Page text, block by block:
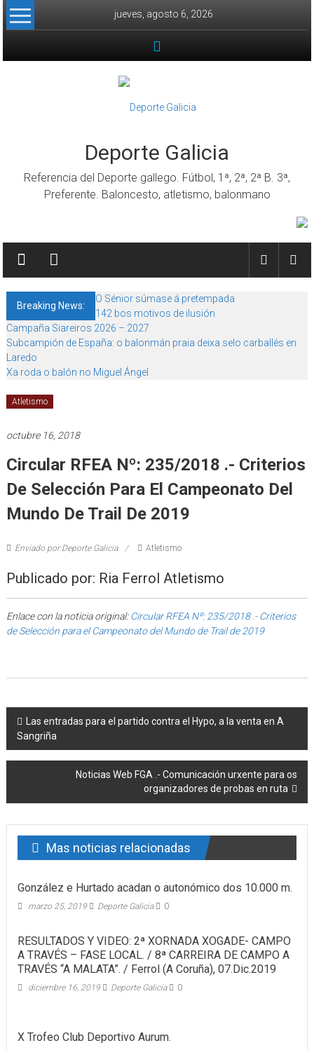
Skip to content
jueves, agosto 6, 2026
Deporte Galicia
Referencia del Deporte gallego. Fútbol, 1ª, 2ª, 2ª B. 3ª,
Preferente. Baloncesto, atletismo, balonmano
Breaking News:
O Sénior súmase á pretempada
142 bos motivos de ilusión
Campaña Siareiros 2026 – 2027
Subcampión de España: o balonmán praia deixa selo carballés en
Laredo
Xa roda o balón no Miguel Ángel
Atletismo
octubre 16, 2018
Circular RFEA Nº: 235/2018 .- Criterios
De Selección Para El Campeonato Del
Mundo De Trail De 2019
Enviado por:Deporte Galicia Atletismo
Publicado por: Ria Ferrol Atletismo
Enlace con la noticia original:Circular RFEA Nº: 235/2018 .- Criterios
de Selección para el Campeonato del Mundo de Trail de 2019
Post navigation
Las entradas para el partido contra el Hypo, a la venta en A
Sangriña
Noticias Web FGA .- Comunicación urxente para os
organizadores de probas en ruta
Mas noticias relacionadas
González e Hurtado acadan o autonómico dos 10.000 m.
marzo 25, 2019 Deporte Galicia 0
RESULTADOS Y VIDEO: 2ª XORNADA XOGADE- CAMPO
A TRAVÉS – FASE LOCAL. / 8ª CARREIRA DE CAMPO A
TRAVÉS “A MALATA”. / Ferrol (A Coruña), 07.Dic.2019
diciembre 16, 2019 Deporte Galicia 0
X Trofeo Club Deportivo Aurum.